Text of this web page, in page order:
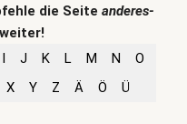
die Seite anderes-
weiter!
I J K L M N
O
X Y Z Ä Ö Ü